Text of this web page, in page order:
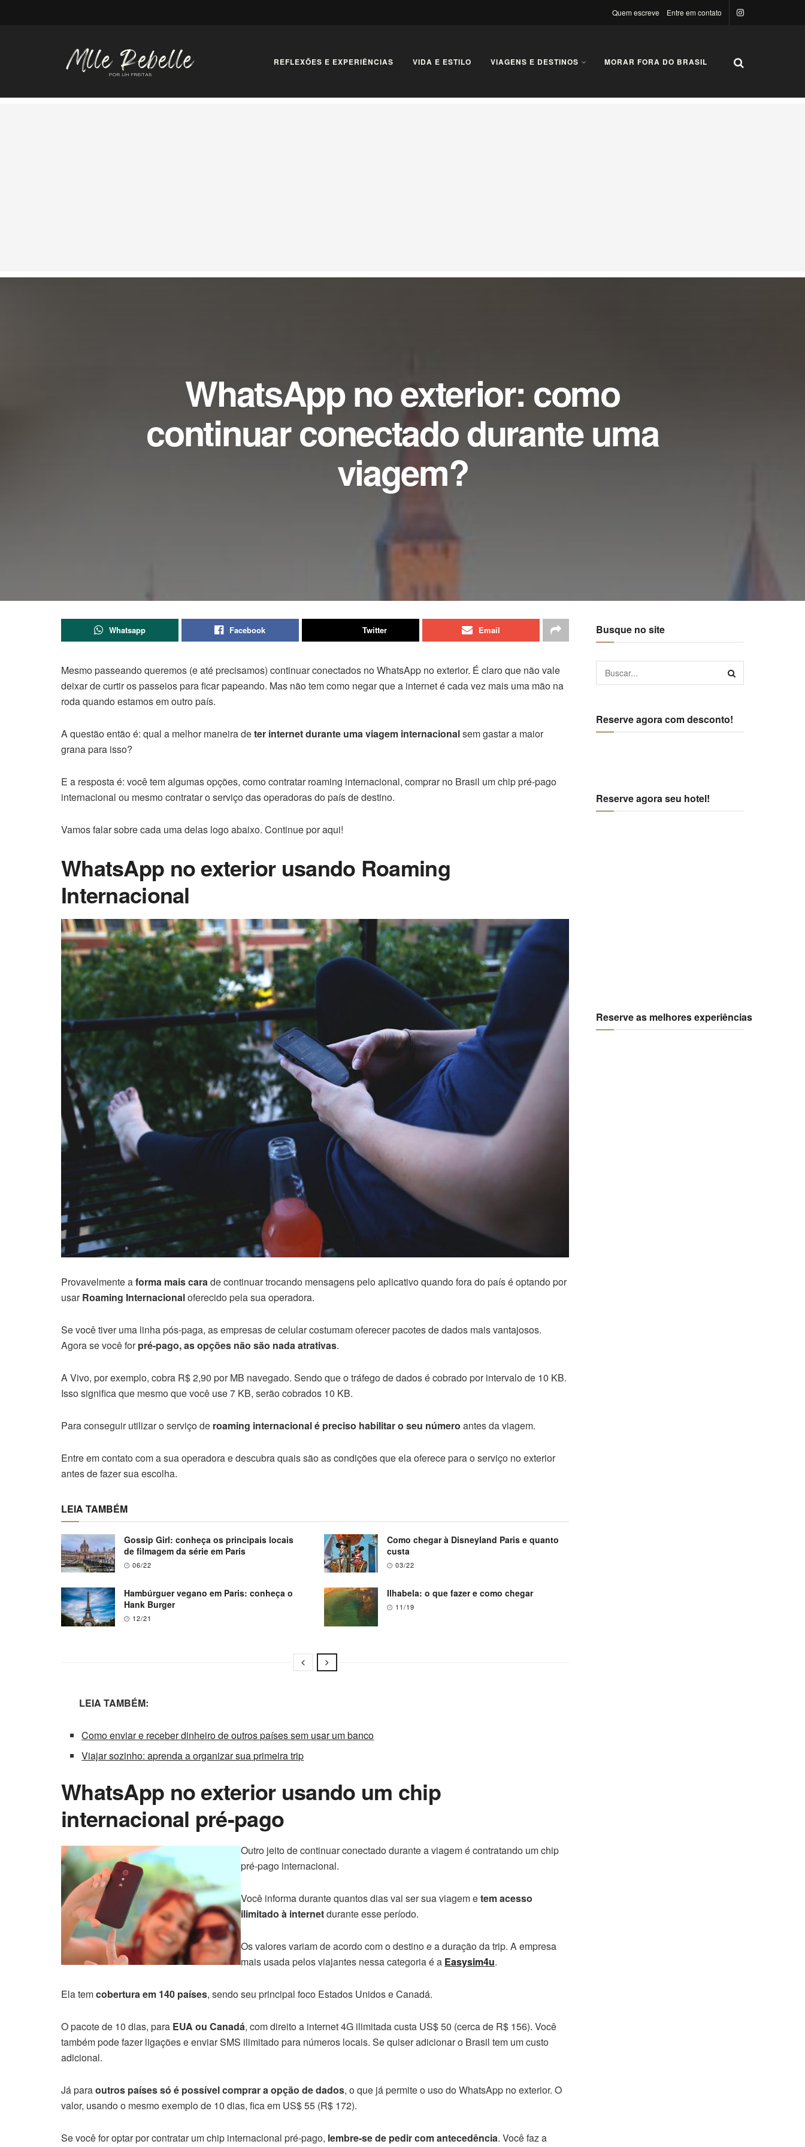
Quem escreve Entre em contato
REFLEXÕES E EXPERIÊNCIAS VIDA E ESTILO VIAGENS E DESTINOS MORAR FORA DO BRASIL
WhatsApp no exterior: como
continuar conectado durante uma
viagem?
Whatsapp Facebook Twitter Email
Mesmo passeando queremos (e até precisamos) continuar conectados no WhatsApp no exterior. É claro que não vale
deixar de curtir os passeios para ficar papeando. Mas não tem como negar que a internet é cada vez mais uma mão na
roda quando estamos em outro país.
A questão então é: qual a melhor maneira deter internet durante uma viagem internacionalsem gastar a maior
grana para isso?
E a resposta é: você tem algumas opções, como contratar roaming internacional, comprar no Brasil um chip pré-pago
internacional ou mesmo contratar o serviço das operadoras do país de destino.
Vamos falar sobre cada uma delas logo abaixo. Continue por aqui!
WhatsApp no exterior usando Roaming
Internacional
Provavelmente aforma mais carade continuar trocando mensagens pelo aplicativo quando fora do país é optando por
usarRoaming Internacionaloferecido pela sua operadora.
Se você tiver uma linha pós-paga, as empresas de celular costumam oferecer pacotes de dados mais vantajosos.
Agora se você forpré-pago, as opções não são nada atrativas.
A Vivo, por exemplo, cobra R$ 2,90 por MB navegado. Sendo que o tráfego de dados é cobrado por intervalo de 10 KB.
Isso significa que mesmo que você use 7 KB, serão cobrados 10 KB.
Para conseguir utilizar o serviço de roaming internacional é preciso habilitar o seu número antes da viagem.
Entre em contato com a sua operadora e descubra quais são as condições que ela oferece para o serviço no exterior
antes de fazer sua escolha.
LEIA TAMBÉM
Gossip Girl: conheça os principais locais
de filmagem da série em Paris
06/22
Como chegar à Disneyland Paris e quanto
custa
03/22
Hambúrguer vegano em Paris: conheça o
Hank Burger
12/21
Ilhabela: o que fazer e como chegar
11/19
LEIA TAMBÉM:
Como enviar e receber dinheiro de outros países sem usar um banco
Viajar sozinho: aprenda a organizar sua primeira trip
WhatsApp no exterior usando um chip
internacional pré-pago
Outro jeito de continuar conectado durante a viagem é contratando um chip
pré-pago internacional.
Você informa durante quantos dias vai ser sua viagem etem acesso
ilimitado à internetdurante esse período.
Os valores variam de acordo com o destino e a duração da trip. A empresa
mais usada pelos viajantes nessa categoria é a Easysim4u.
Ela temcobertura em 140 países, sendo seu principal foco Estados Unidos e Canadá.
O pacote de 10 dias, para EUA ou Canadá, com direito a internet 4G ilimitada custa US$ 50 (cerca de R$ 156). Você
também pode fazer ligações e enviar SMS ilimitado para números locais. Se quiser adicionar o Brasil tem um custo
adicional.
Já paraoutros países só é possível comprar a opção de dados, o que já permite o uso do WhatsApp no exterior. O
valor, usando o mesmo exemplo de 10 dias, fica em US$ 55 (R$ 172).
Se você for optar por contratar um chip internacional pré-pago, lembre-se de pedir com antecedência. Você faz a
Busque no site
Reserve agora com desconto!
Reserve agora seu hotel!
Reserve as melhores experiências